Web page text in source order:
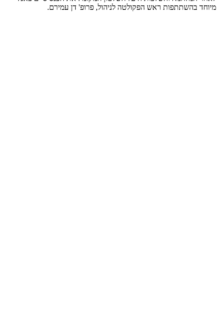
מיוחד בהשתתפות ראש הפקולטה לניהול, פרופ' דן עמירם.